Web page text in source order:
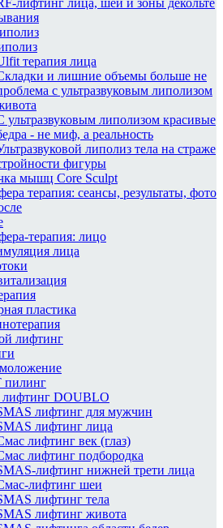
лифтинг лица, шеи и зоны декольте
терапия лица
и лишние объемы больше не
с ультразвуковым липолизом
ультразвуковым липолизом красивые
- не миф, а реальность
липолиз тела на страже
фигуры
мышц Core Sculpt
терапия: сеансы, результаты, фото
терапия: лицо
лица
пластика
лифтинг
пилинг
лифтинг DOUBLO
лифтинг для мужчин
лифтинг лица
лифтинг век (глаз)
лифтинг подбородка
лифтинг нижней трети лица
лифтинг шеи
лифтинг тела
лифтинг живота